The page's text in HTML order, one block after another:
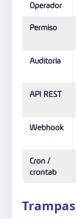
Operador
Permiso
Auditoría
API REST
Webhook
Cron /
crontab